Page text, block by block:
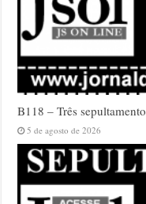
B118 – Três
5 de agosto de 2026